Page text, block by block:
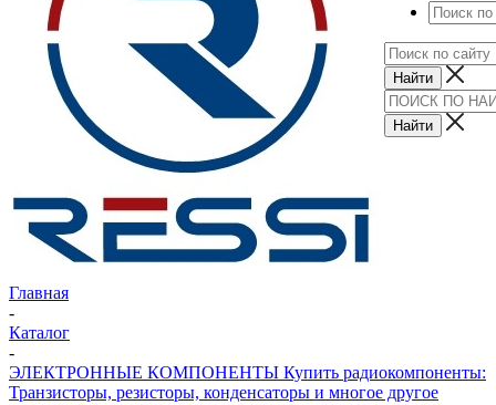
Главная
-
Каталог
-
ЭЛЕКТРОННЫЕ КОМПОНЕНТЫ Купить радиокомпоненты:
Транзисторы, резисторы, конденсаторы и многое другое